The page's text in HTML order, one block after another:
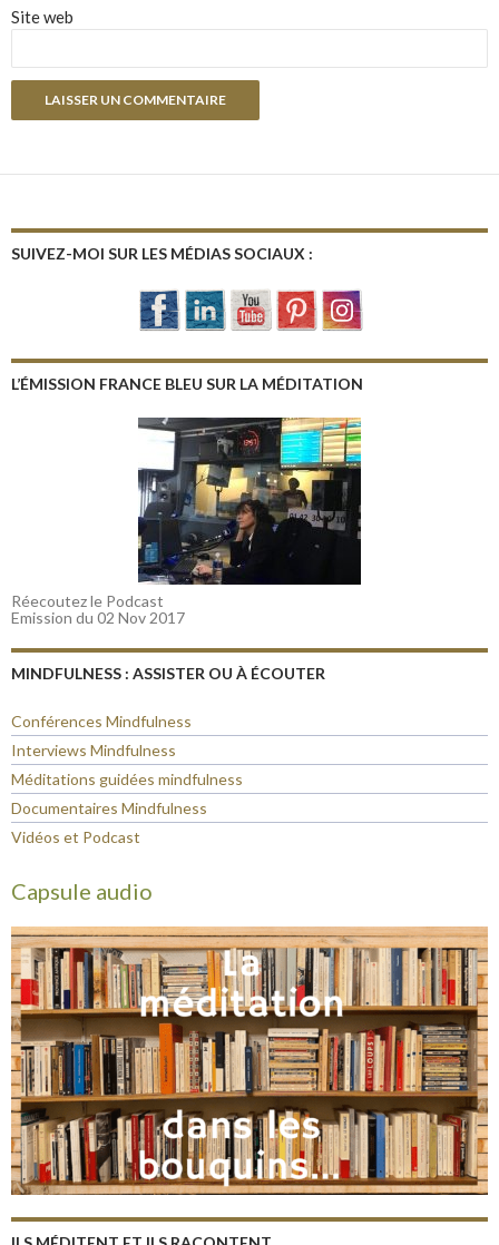
Site web
SUIVEZ-MOI SUR LES MÉDIAS SOCIAUX :
L’ÉMISSION FRANCE BLEU SUR LA MÉDITATION
Réecoutez le Podcast
Emission du 02 Nov 2017
MINDFULNESS : ASSISTER OU À ÉCOUTER
Conférences Mindfulness
Interviews Mindfulness
Méditations guidées mindfulness
Documentaires Mindfulness
Vidéos et Podcast
Capsule audio